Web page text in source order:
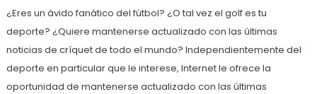
¿Eres un ávido fanático del fútbol? ¿O tal vez el golf es tu
deporte? ¿Quiere mantenerse actualizado con las últimas
noticias de críquet de todo el mundo? Independientemente del
deporte en particular que le interese, Internet le ofrece la
oportunidad de mantenerse actualizado con las últimas